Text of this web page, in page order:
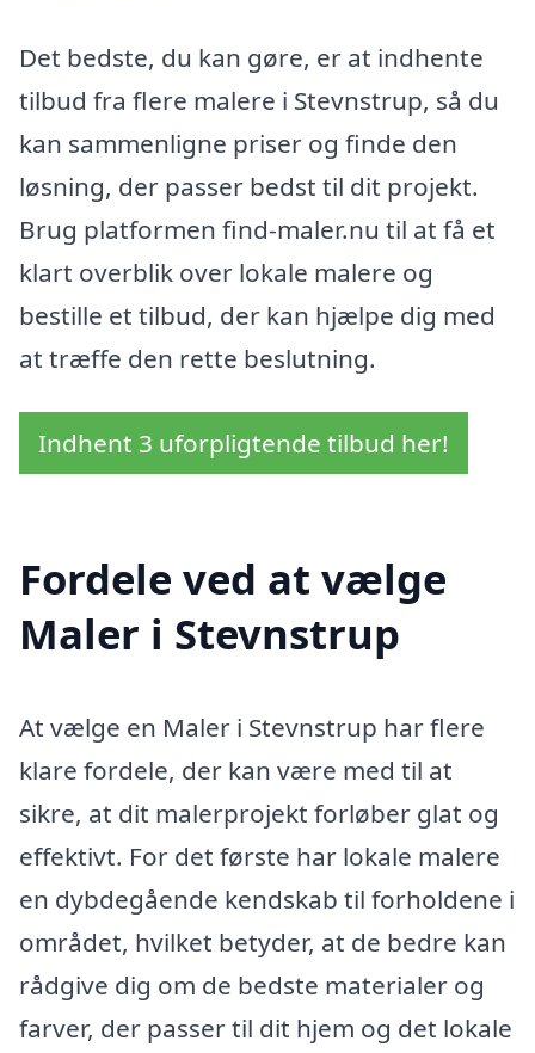
Det bedste, du kan gøre, er at indhente
tilbud fra flere malere i Stevnstrup, så du
kan sammenligne priser og finde den
løsning, der passer bedst til dit projekt.
Brug platformen find-maler.nu til at få et
klart overblik over lokale malere og
bestille et tilbud, der kan hjælpe dig med
at træffe den rette beslutning.
Indhent 3 uforpligtende tilbud her!
Fordele ved at vælge
Maler i Stevnstrup
At vælge en Maler i Stevnstrup har flere
klare fordele, der kan være med til at
sikre, at dit malerprojekt forløber glat og
effektivt. For det første har lokale malere
en dybdegående kendskab til forholdene i
området, hvilket betyder, at de bedre kan
rådgive dig om de bedste materialer og
farver, der passer til dit hjem og det lokale